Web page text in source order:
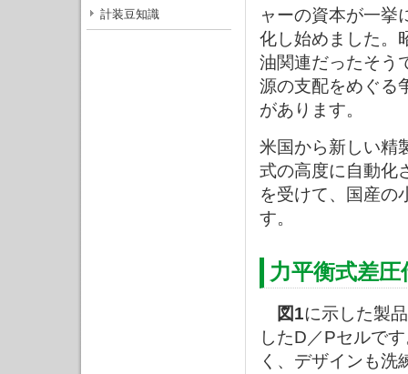
計装豆知識
ャーの資本が一挙
化し始めました。
油関連だったそう
源の支配をめぐる
があります。
米国から新しい精
式の高度に自動化
を受けて、国産の
す。
力平衡式差圧
図1に示した製
したD／Pセルで
く、デザインも洗